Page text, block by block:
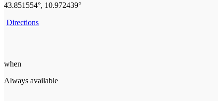
43.851554°, 10.972439°
Directions
when
Always available